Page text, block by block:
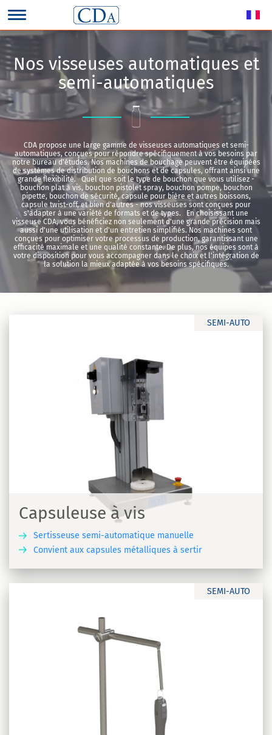
Nos visseuses automatiques et
semi-automatiques
CDA propose une large gamme de visseuses automatiques et semi-
automatiques, conçues pour répondre spécifiquement à vos besoins par
notre bureau d'études. Nos machines de bouchage peuvent être équipées
de systèmes de distribution de bouchons et de capsules, offrant ainsi une
grande flexibilité. Quel que soit le type de bouchon que vous utilisez -
bouchon plat à vis, bouchon pistolet spray, bouchon pompe, bouchon
pipette, bouchon de sécurité, capsule pour bière et autres boissons,
capsule twist-off, et bien d'autres - nos visseuses sont conçues pour
s'adapter à une variété de formats et de types. En choisissant une
visseuse CDA, vous bénéficiez non seulement d'une grande précision mais
aussi d'une utilisation et d'un entretien simplifiés. Nos machines sont
conçues pour optimiser votre processus de production, garantissant une
efficacité maximale et une qualité constante. De plus, nos équipes sont à
votre disposition pour vous accompagner dans le choix et l'intégration de
la solution la mieux adaptée à vos besoins spécifiques.
SEMI-AUTO
Capsuleuse à vis
Sertisseuse semi-automatique manuelle
Convient aux capsules métalliques à sertir
SEMI-AUTO